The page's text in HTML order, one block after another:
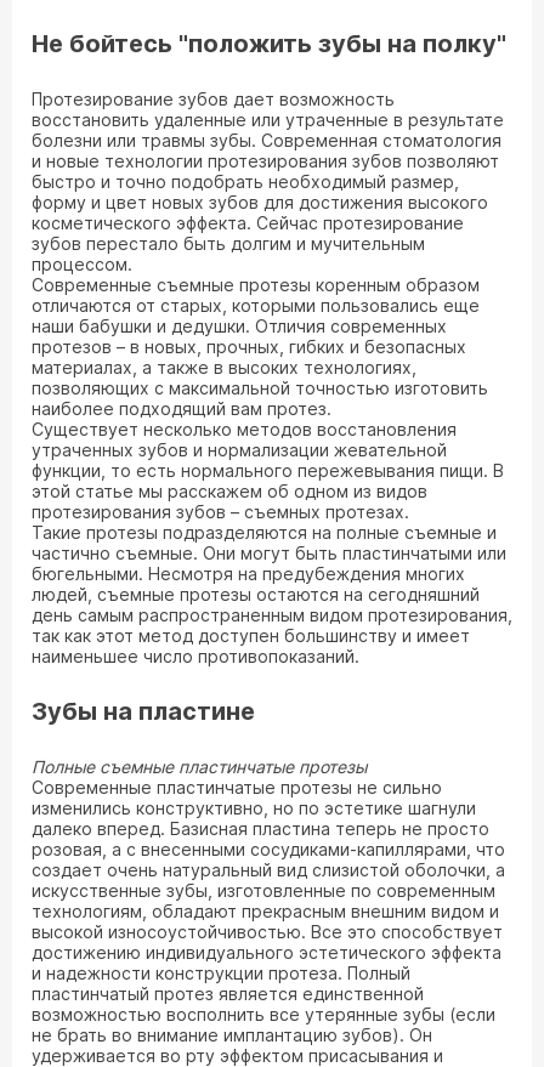
Не бойтесь "положить зубы на полку"
Протезирование зубов дает возможность
восстановить удаленные или утраченные в результате
болезни или травмы зубы. Современная стоматология
и новые технологии протезирования зубов позволяют
быстро и точно подобрать необходимый размер,
форму и цвет новых зубов для достижения высокого
косметического эффекта. Сейчас протезирование
зубов перестало быть долгим и мучительным
процессом.
Современные съемные протезы коренным образом
отличаются от старых, которыми пользовались еще
наши бабушки и дедушки. Отличия современных
протезов – в новых, прочных, гибких и безопасных
материалах, а также в высоких технологиях,
позволяющих с максимальной точностью изготовить
наиболее подходящий вам протез.
Существует несколько методов восстановления
утраченных зубов и нормализации жевательной
функции, то есть нормального пережевывания пищи. В
этой статье мы расскажем об одном из видов
протезирования зубов – съемных протезах.
Такие протезы подразделяются на полные съемные и
частично съемные. Они могут быть пластинчатыми или
бюгельными. Несмотря на предубеждения многих
людей, съемные протезы остаются на сегодняшний
день самым распространенным видом протезирования,
так как этот метод доступен большинству и имеет
наименьшее число противопоказаний.
Зубы на пластине
Полные съемные пластинчатые протезы
Современные пластинчатые протезы не сильно
изменились конструктивно, но по эстетике шагнули
далеко вперед. Базисная пластина теперь не просто
розовая, а с внесенными сосудиками-капиллярами, что
создает очень натуральный вид слизистой оболочки, а
искусственные зубы, изготовленные по современным
технологиям, обладают прекрасным внешним видом и
высокой износоустойчивостью. Все это способствует
достижению индивидуального эстетического эффекта
и надежности конструкции протеза. Полный
пластинчатый протез является единственной
возможностью восполнить все утерянные зубы (если
не брать во внимание имплантацию зубов). Он
удерживается во рту эффектом присасывания и